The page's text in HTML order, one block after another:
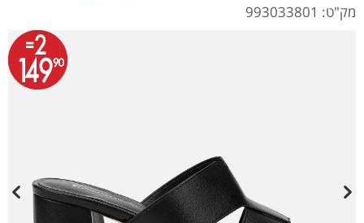
מק"ט: 993033801